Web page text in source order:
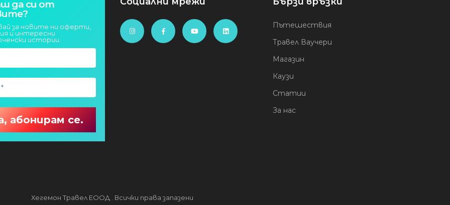
да си от
за новите ни оферти,
и интересни
истории.
Пътешествия
Травел Ваучери
Магазин
Каузи
Статии
За нас
Хегемон Травел ЕООД . Всички права запазени